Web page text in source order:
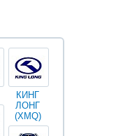
КИНГ
ЛОНГ
(XMQ)